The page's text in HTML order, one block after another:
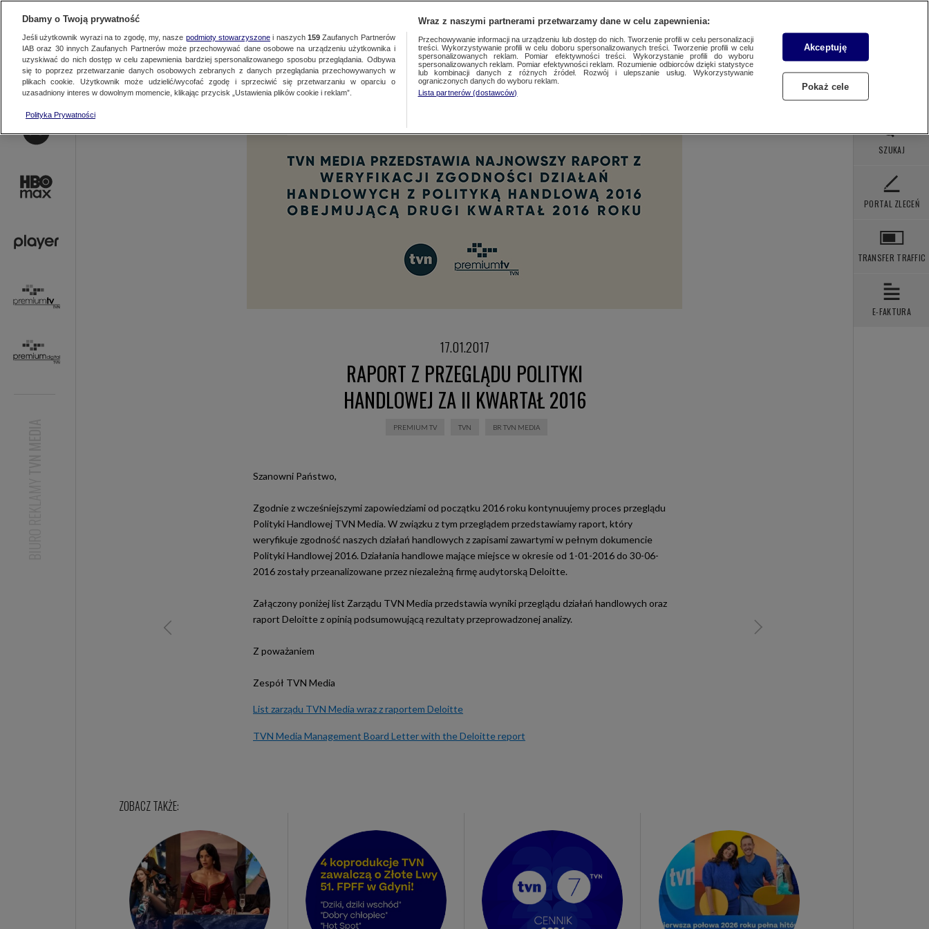
AKTUALNOŚCI MEDIA DO POBRANIA
SZUKAJ
PORTAL ZLECEŃ
TRANSFER TRAFFIC
E-FAKTURA
17.01.2017
RAPORT Z PRZEGLĄDU POLITYKI
HANDLOWEJ ZA II KWARTAŁ 2016
PREMIUM TV TVN BR TVN MEDIA
Szanowni Państwo,
Zgodnie z wcześniejszymi zapowiedziami od początku 2016 roku kontynuujemy proces przeglądu
Polityki Handlowej TVN Media. W związku z tym przeglądem przedstawiamy raport, który
weryfikuje zgodność naszych działań handlowych z zapisami zawartymi w pełnym dokumencie
Polityki Handlowej 2016. Działania handlowe mające miejsce w okresie od 1-01-2016 do 30-06-
2016 zostały przeanalizowane przez niezależną firmę audytorską Deloitte.
Załączony poniżej list Zarządu TVN Media przedstawia wyniki przeglądu działań handlowych oraz
raport Deloitte z opinią podsumowującą rezultaty przeprowadzonej analizy.
Z poważaniem
Zespół TVN Media
List zarządu TVN Media wraz z raportem Deloitte
TVN Media Management Board Letter with the Deloitte report
Dbamy o Twoją prywatność
Jeśli użytkownik wyrazi na to zgodę, my, nasze podmioty stowarzyszonei naszych 159Zaufanych Partnerów
IAB oraz 30innych Zaufanych Partnerów może przechowywać dane osobowe na urządzeniu użytkownika i
uzyskiwać do nich dostęp w celu zapewnienia bardziej spersonalizowanego sposobu przeglądania. Odbywa
się to poprzez przetwarzanie danych osobowych zebranych z danych przeglądania przechowywanych w
plikach cookie. Użytkownik może udzielić/wycofać zgodę i sprzeciwić się przetwarzaniu w oparciu o
uzasadniony interes w dowolnym momencie, klikając przycisk „Ustawienia plików cookie i reklam”.
Polityka Prywatności
Wraz z naszymi partnerami przetwarzamy dane w celu zapewnienia:
Przechowywanie informacji na urządzeniu lub dostęp do nich. Tworzenie profili w celu personalizacji
treści. Wykorzystywanie profili w celu doboru spersonalizowanych treści. Tworzenie profili w celu
spersonalizowanych reklam. Pomiar efektywności treści. Wykorzystanie profili do wyboru
spersonalizowanych reklam. Pomiar efektywności reklam. Rozumienie odbiorców dzięki statystyce
lub kombinacji danych z różnych źródeł. Rozwój i ulepszanie usług. Wykorzystywanie
ograniczonych danych do wyboru reklam.
Lista partnerów (dostawców)
Akceptuję
Pokaż cele